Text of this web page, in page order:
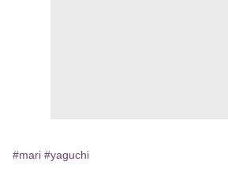
#mari #yaguchi